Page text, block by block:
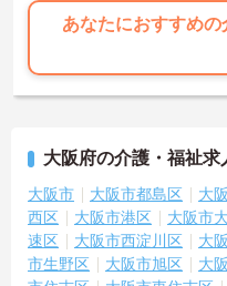
あなたにおすすめ
大阪府の介護・福祉
大阪市 大阪市都島区 大
西区
大阪市港区 大阪市
速区
大阪市西淀川区 大
市生野区
大阪市旭区 大